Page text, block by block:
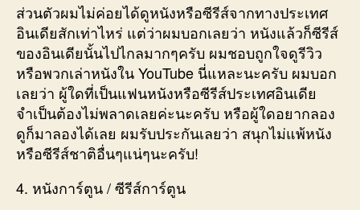
ส่วนตัวผมไม่ค่อยได้ดูหนังหรือซีรีส์จากทางประเทศ
อินเดียสักเท่าไหร่ แต่ว่าผมบอกเลยว่า หนังแล้วก็ซีรีส์
ของอินเดียนั้นไปไกลมากๆครับ ผมชอบถูกใจดูรีวิว
หรือพวกเล่าหนังใน YouTube นี่แหละนะครับ ผมบอก
เลยว่า ผู้ใดที่เป็นแฟนหนังหรือซีรีส์ประเทศอินเดีย
จำเป็นต้องไม่พลาดเลยค่ะนะครับ หรือผู้ใดอยากลอง
ดูก็มาลองได้เลย ผมรับประกันเลยว่า สนุกไม่แพ้หนัง
หรือซีรีส์ชาติอื่นๆแน่ๆนะครับ!
4. หนังการ์ตูน / ซีรีส์การ์ตูน